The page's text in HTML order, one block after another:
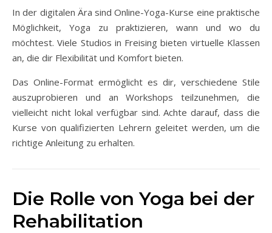
In der digitalen Ära sind Online-Yoga-Kurse eine praktische
Möglichkeit, Yoga zu praktizieren, wann und wo du
möchtest. Viele Studios in Freising bieten virtuelle Klassen
an, die dir Flexibilität und Komfort bieten.
Das Online-Format ermöglicht es dir, verschiedene Stile
auszuprobieren und an Workshops teilzunehmen, die
vielleicht nicht lokal verfügbar sind. Achte darauf, dass die
Kurse von qualifizierten Lehrern geleitet werden, um die
richtige Anleitung zu erhalten.
Die Rolle von Yoga bei der
Rehabilitation